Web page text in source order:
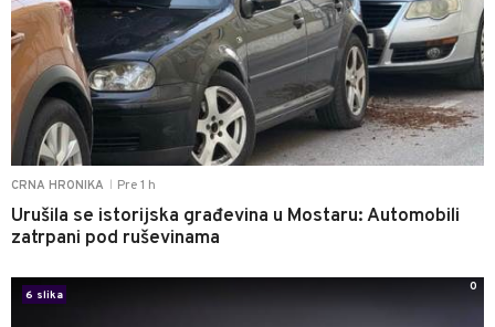
CRNA HRONIKA Pre 1 h
Urušila se istorijska građevina u Mostaru: Automobili
zatrpani pod ruševinama
6 slika
0